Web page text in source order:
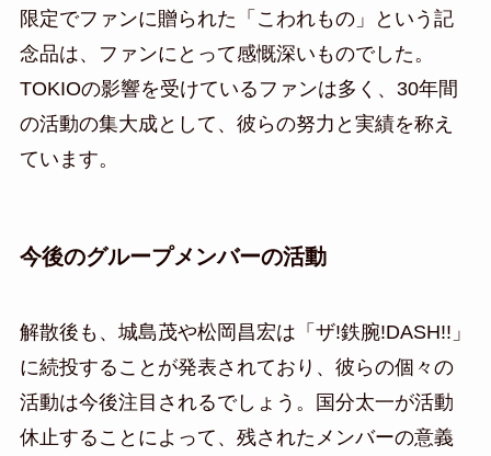
限定でファンに贈られた「こわれもの」という記
念品は、ファンにとって感慨深いものでした。
TOKIOの影響を受けているファンは多く、30年間
の活動の集大成として、彼らの努力と実績を称え
ています。
今後のグループメンバーの活動
解散後も、城島茂や松岡昌宏は「ザ!鉄腕!DASH!!」
に続投することが発表されており、彼らの個々の
活動は今後注目されるでしょう。国分太一が活動
休止することによって、残されたメンバーの意義